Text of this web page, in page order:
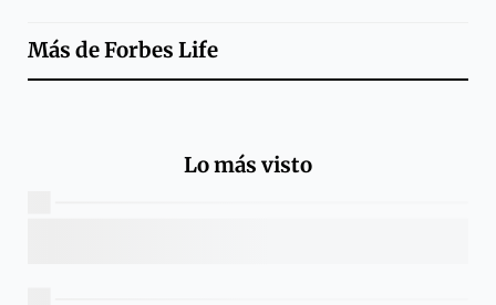
Más deForbes Life
Lo más visto